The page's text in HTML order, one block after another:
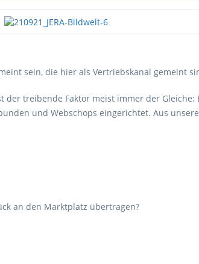
sein, die hier als Vertriebskanal gemeint
treibende Faktor meist immer der Gleiche:
und Webschops eingerichtet. Aus
an den Marktplatz übertragen?